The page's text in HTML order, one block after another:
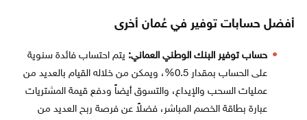
أفضل حسابات توفير في عُمان أخرى
حساب توفير البنك الوطني العماني: يتم احتساب فائدة سنوية
على الحساب بمقدار 0.5%، ويمكن من خلاله القيام بالعديد من
عمليات السحب والإيداع، والتسوق أيضاً ودفع قيمة المشتريات
عبارة بطاقة الخصم المباشر، فضلاً عن فرصة ربح العديد من